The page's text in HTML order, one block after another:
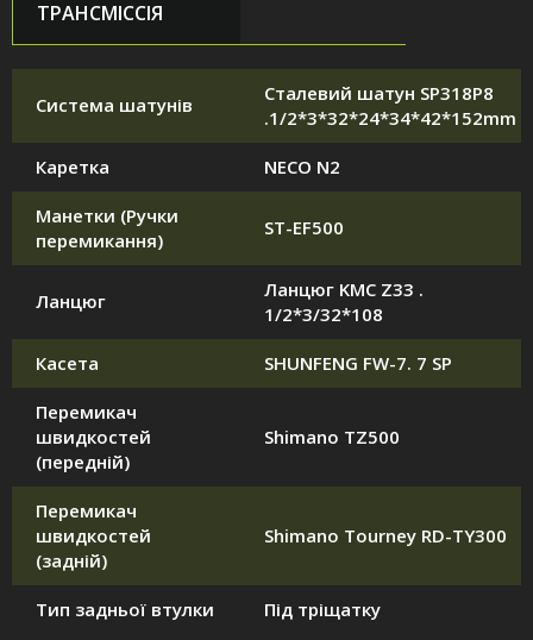
ТРАНСМІССІЯ
Система шатунів
Сталевий шатун SP318P8
.1/2*3*32*24*34*42*152mm
Каретка NECO N2
Манетки (Ручки
перемикання)
ST-EF500
Ланцюг
Ланцюг KMC Z33 .
1/2*3/32*108
Касета SHUNFENG FW-7. 7 SP
Перемикач
швидкостей
(передній)
Shimano TZ500
Перемикач
швидкостей
(задній)
Shimano Tourney RD-TY300
Тип задньої втулки Під тріщатку